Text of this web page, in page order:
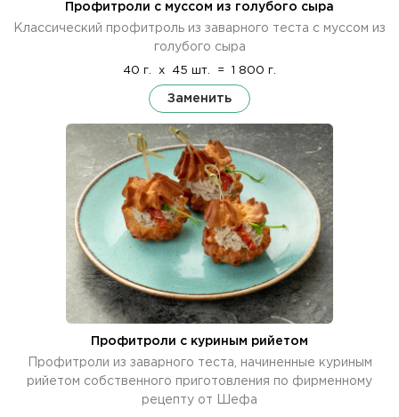
Профитроли с муссом из голубого сыра
Классический профитроль из заварного теста с муссом из
голубого сыра
40 г. x 45 шт. = 1 800 г.
Заменить
Профитроли с куриным рийетом
Профитроли из заварного теста, начиненные куриным
рийетом собственного приготовления по фирменному
рецепту от Шефа